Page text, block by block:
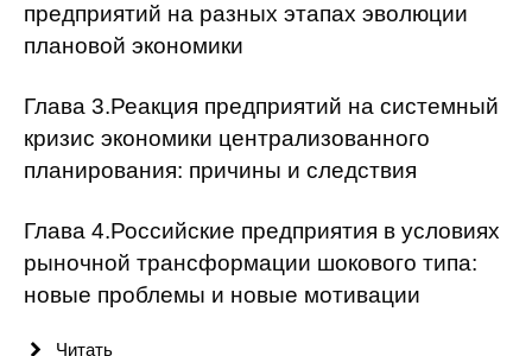
Inforum
Материалы
предприятий на разных этапах эволюции
плановой экономики
Глава 3.Реакция предприятий на системный
кризис экономики централизованного
планирования: причины и следствия
Глава 4.Российские предприятия в условиях
рыночной трансформации шокового типа:
новые проблемы и новые мотивации
Читать